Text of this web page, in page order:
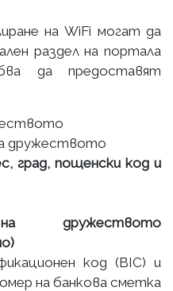
на WiFi могат да
раздел на портала
да предоставят
дружеството
град, пощенски код и
дружеството
код (BIC) и
на банкова сметка